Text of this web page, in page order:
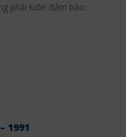
phải luôn đảm bảo.
1991